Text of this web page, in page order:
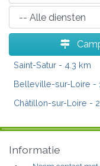
Saint-Satur - 4.3 km
Belleville-sur-Loire -
Châtillon-sur-Loire -
Informatie